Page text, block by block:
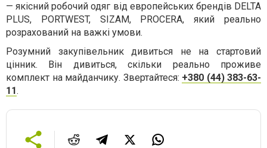
— якісний робочий одяг від европейських брендів DELTA
PLUS, PORTWEST, SIZAM, PROCERA, який реально
розрахований на важкі умови.
Розумний закупівельник дивиться не на стартовий
цінник. Він дивиться, скільки реально проживе
комплект на майданчику. Звертайтеся: +380 (44) 383-63-
11.